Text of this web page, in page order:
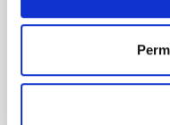
Canarias (IAC) Julia
con el prestigioso
2025 en la categoría
reconoce su
femenino en un